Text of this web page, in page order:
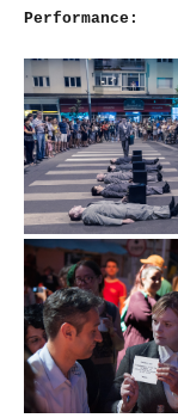
Performance: